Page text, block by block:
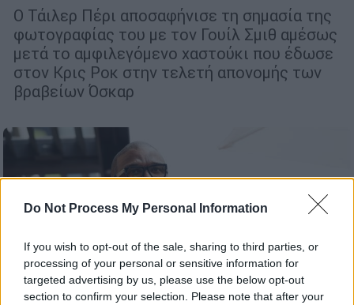
Do Not Process My Personal Information
If you wish to opt-out of the sale, sharing to third parties, or
processing of your personal or sensitive information for
targeted advertising by us, please use the below opt-out
section to confirm your selection. Please note that after your
Ο Τάιλερ Πέρι αποσαφήνισε τη σημασία της
φωτογραφίας του με τον Γουίλ Σμιθ αμέσως
μετά το αμφιλεγόμενο χαστούκι που έδωσε
στον Κρις Ροκ στην τελετή απονομής των
βραβείων Όσκαρ